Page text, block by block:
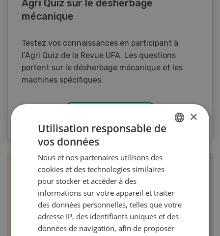
Agri Quiz sur le désherbage
mécanique
Testez vos connaissances en participant à
l’Agri Quiz de la Revue UFA. Les questions
portent sur le désherbage mécanique et les
machines spécifiques.
×
Utilisation responsable de
vos données
Nous et nos partenaires utilisons des
cookies et des technologies similaires
pour stocker et accéder à des
informations sur votre appareil et traiter
des données personnelles, telles que votre
adresse IP, des identifiants uniques et des
données de navigation, afin de proposer